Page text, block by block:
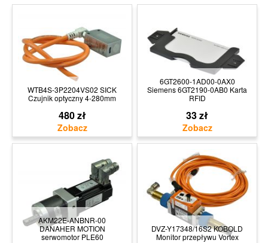
WTB4S-3P2204VS02 SICK
Czujnik optyczny 4-280mm
480 zł
6GT2600-1AD00-0AX0
Siemens 6GT2190-0AB0 Karta
RFID
33 zł
AKM22E-ANBNR-00
DANAHER MOTION
serwomotor PLE60
DVZ-Y17348/16S2 KOBOLD
Monitor przepływu Vortex